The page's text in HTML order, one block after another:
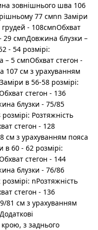
зовнішнього шва 106
77 смnn Заміри
грудей - 108смnОбхват
29 смnДовжина блузки –
- 54 розмірі:
5 смnОбхват стегон -
107 см з урахуванням
в 56-58 розмірі:
стегон - 136
блузки - 75/85
Розтяжність
стегон - 128
з урахуванням пояса
60 - 62 розмірі:
стегон - 144
блузки - 76/86
nРозтяжність
стегон - 136
81 см з урахуванням
крою, з заднього